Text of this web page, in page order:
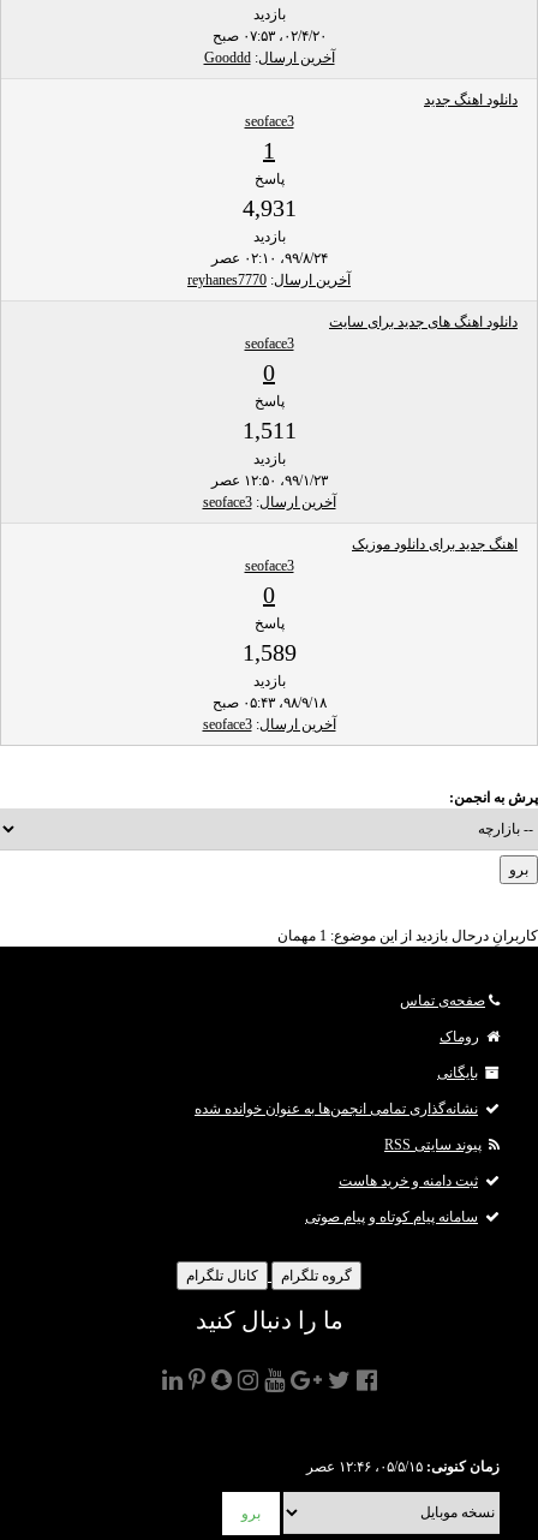
بازدید
۰۲/۴/۲۰، ۰۷:۵۳ صبح
آخرین ارسال:
Gooddd
دانلود اهنگ جدید
seoface3
1
پاسخ
4,931
بازدید
۹۹/۸/۲۴، ۰۲:۱۰ عصر
آخرین ارسال:
reyhanes7770
دانلود اهنگ های جدید برای سایت
seoface3
0
پاسخ
1,511
بازدید
۹۹/۱/۲۳، ۱۲:۵۰ عصر
آخرین ارسال:
seoface3
اهنگ جدید برای دانلود موزیک
seoface3
0
پاسخ
1,589
بازدید
۹۸/۹/۱۸، ۰۵:۴۳ صبح
آخرین ارسال:
seoface3
پرش به انجمن:
کاربرانِ درحال بازدید از این موضوع: 1 مهمان
صفحه‌ی تماس
روماک
بایگانی
نشانه‌گذاری تمامی انجمن‌ها به عنوان خوانده شده
پیوند سایتی RSS
ثبت دامنه و خرید هاست
سامانه پیام کوتاه و پیام صوتی
گروه تلگرام کانال تلگرام
ما را دنبال کنید
زمان کنونی: ۰۵/۵/۱۵، ۱۲:۴۶ عصر
برو